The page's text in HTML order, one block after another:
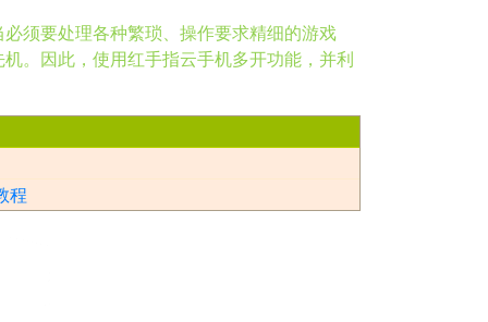
须要处理各种繁琐、操作要求精细的游戏
。因此，使用红手指云手机多开功能，并利
程